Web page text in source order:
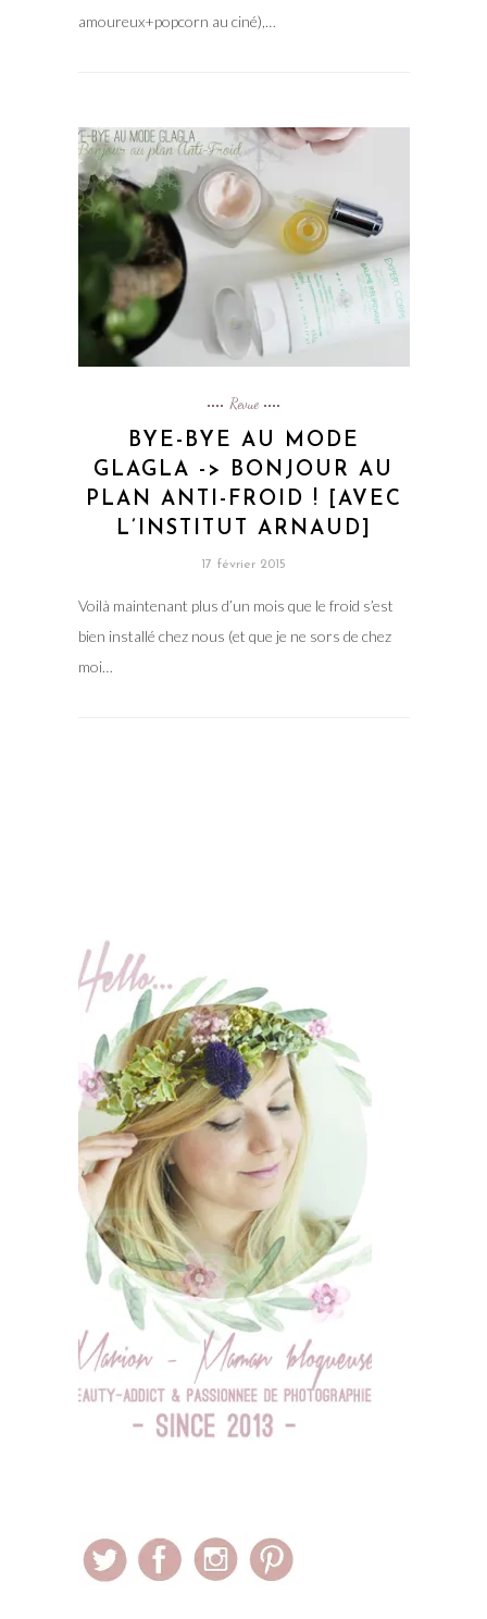
amoureux+popcorn au ciné),…
Revue
BYE-BYE AU MODE
GLAGLA -> BONJOUR AU
PLAN ANTI-FROID ! [AVEC
L’INSTITUT ARNAUD]
17 février 2015
Voilà maintenant plus d’un mois que le froid s’est
bien installé chez nous (et que je ne sors de chez
moi…